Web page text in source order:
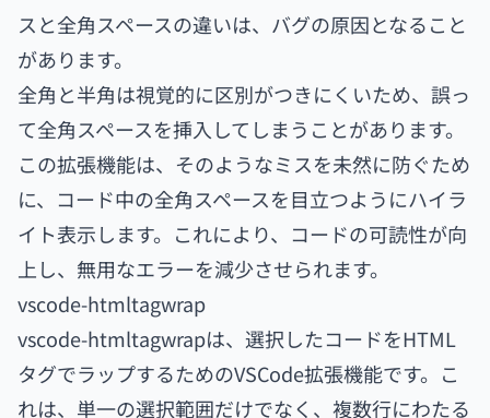
スと全角スペースの違いは、バグの原因となること
があります。
全角と半角は視覚的に区別がつきにくいため、誤っ
て全角スペースを挿入してしまうことがあります。
この拡張機能は、そのようなミスを未然に防ぐため
に、コード中の全角スペースを目立つようにハイラ
イト表示します。これにより、コードの可読性が向
上し、無用なエラーを減少させられます。
vscode-htmltagwrap
vscode-htmltagwrapは、選択したコードをHTML
タグでラップするためのVSCode拡張機能です。こ
れは、単一の選択範囲だけでなく、複数行にわたる